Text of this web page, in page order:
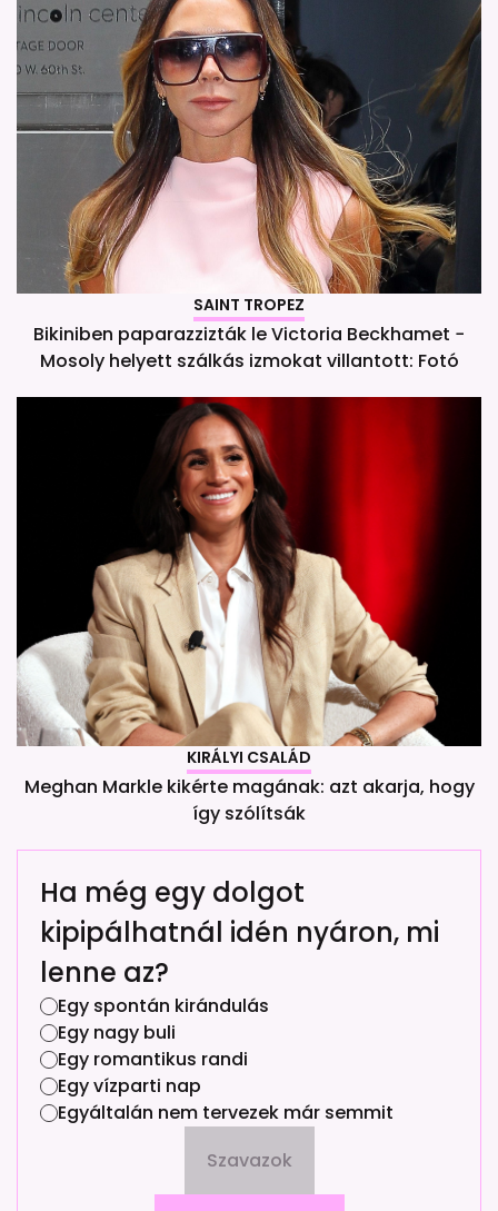
SAINT TROPEZ
Bikiniben paparazzizták le Victoria Beckhamet −
Mosoly helyett szálkás izmokat villantott: Fotó
KIRÁLYI CSALÁD
Meghan Markle kikérte magának: azt akarja, hogy
így szólítsák
Ha még egy dolgot
kipipálhatnál idén nyáron, mi
lenne az?
Egy spontán kirándulás
Egy nagy buli
Egy romantikus randi
Egy vízparti nap
Egyáltalán nem tervezek már semmit
Szavazok